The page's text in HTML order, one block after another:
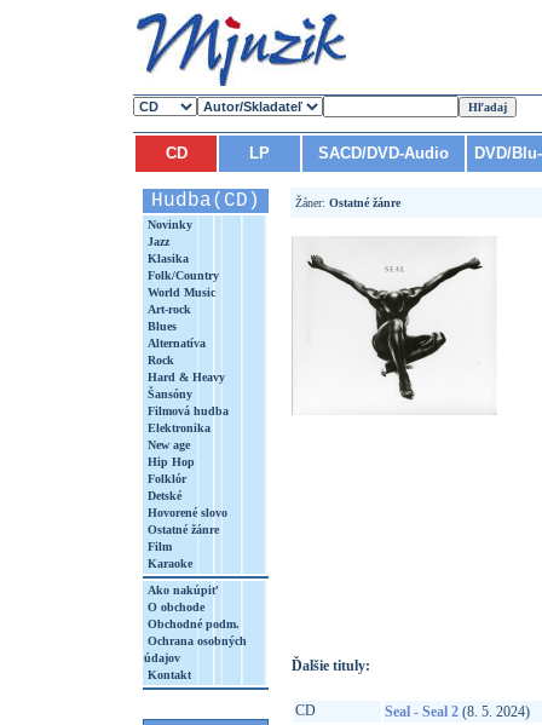
CD LP SACD/DVD-Audio DVD/
Hudba(CD)
Novinky
Jazz
Klasika
Folk/Country
World Music
Art-rock
Blues
Alternatíva
Rock
Hard & Heavy
Šansóny
Filmová hudba
Elektronika
New age
Hip Hop
Folklór
Detské
Hovorené slovo
Ostatné žánre
Film
Karaoke
Ako nakúpiť
O obchode
Obchodné podm.
Ochrana osobných
údajov
Kontakt
Žáner: Ostatné žánre
Ďalšie tituly:
CD Seal - Seal 2 (8. 5. 2024)